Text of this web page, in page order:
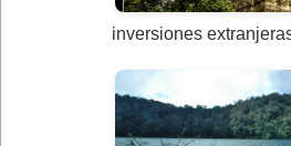
inversiones